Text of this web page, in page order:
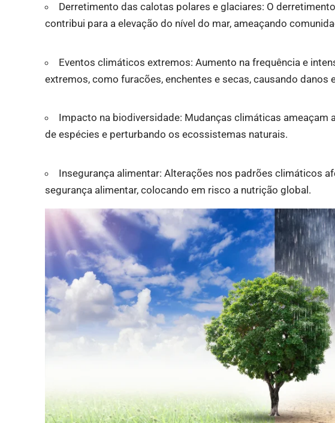
Derretimento das calotas polares e glaciares: O
contribui para a elevação do nível do mar, ameaçando
Eventos climáticos extremos: Aumento na frequência e
extremos, como furacões, enchentes e secas, causando
Impacto na biodiversidade: Mudanças climáticas ameaçam
de espécies e perturbando os ecossistemas naturais.
Insegurança alimentar: Alterações nos padrões climáticos
segurança alimentar, colocando em risco a nutrição global.